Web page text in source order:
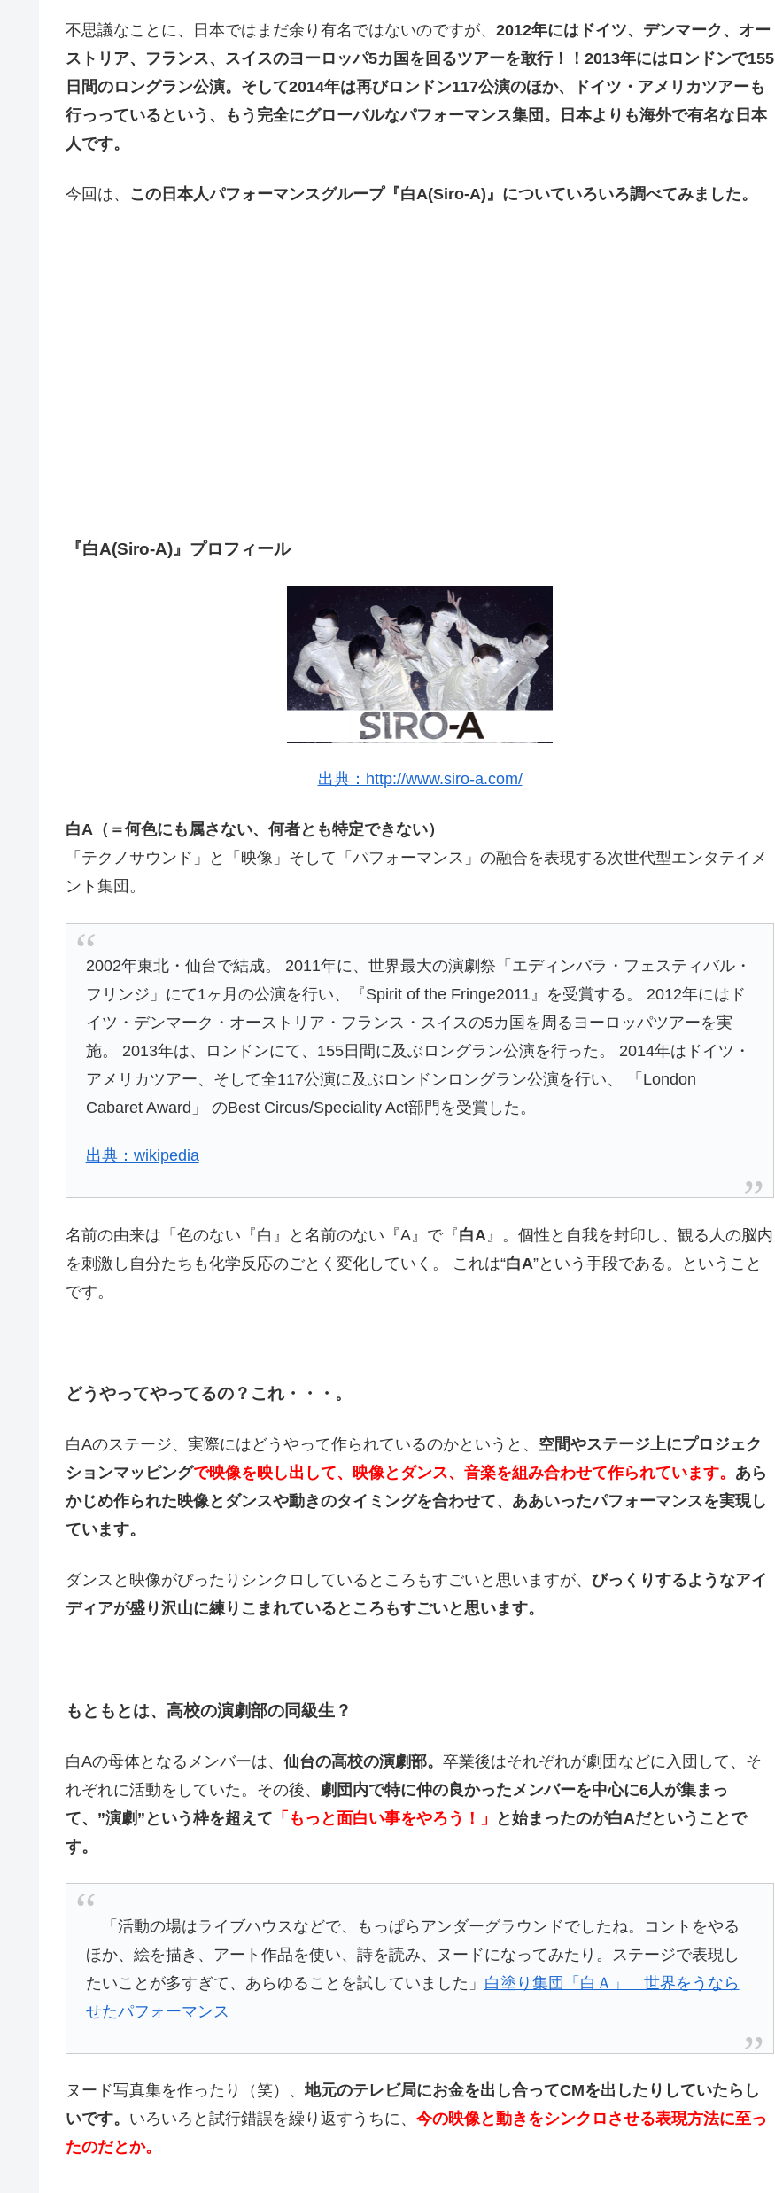
不思議なことに、日本ではまだ余り有名ではないのですが、 2012年にはドイツ、デンマーク、オー
ストリア、フランス、スイスのヨーロッパ5カ国を回るツアーを敢行！！2013年にはロンドンで155
日間のロングラン公演。そして2014年は再びロンドン117公演のほか、ドイツ・アメリカツアーも
行っっているという、もう完全にグローバルなパフォーマンス集団。日本よりも海外で有名な日本
人です。
今回は、 この日本人パフォーマンスグループ『白A(Siro-A)』についていろいろ調べてみました。
『白A(Siro-A)』プロフィール
出典：http://www.siro-a.com/
白A（＝何色にも属さない、何者とも特定できない）
「テクノサウンド」と「映像」そして「パフォーマンス」の融合を表現する次世代型エンタテイメ
ント集団。
2002年東北・仙台で結成。 2011年に、世界最大の演劇祭「エディンバラ・フェスティバル・
フリンジ」にて1ヶ月の公演を行い、『Spirit of the Fringe2011』を受賞する。 2012年にはド
イツ・デンマーク・オーストリア・フランス・スイスの5カ国を周るヨーロッパツアーを実
施。 2013年は、ロンドンにて、155日間に及ぶロングラン公演を行った。 2014年はドイツ・
アメリカツアー、そして全117公演に及ぶロンドンロングラン公演を行い、 「London
Cabaret Award」 のBest Circus/Speciality Act部門を受賞した。
出典：wikipedia
名前の由来は「色のない『白』と名前のない『A』で『白A 』。個性と自我を封印し、観る人の脳内
を刺激し自分たちも化学反応のごとく変化していく。 これは“白A”という手段である。ということ
です。
どうやってやってるの？これ・・・。
白Aのステージ、実際にはどうやって作られているのかというと、 空間やステージ上にプロジェク
ションマッピングで映像を映し出して、映像とダンス、音楽を組み合わせて作られています。 あら
かじめ作られた映像とダンスや動きのタイミングを合わせて、ああいったパフォーマンスを実現し
ています。
ダンスと映像がぴったりシンクロしているところもすごいと思いますが、 びっくりするようなアイ
ディアが盛り沢山に練りこまれているところもすごいと思います。
もともとは、高校の演劇部の同級生？
白Aの母体となるメンバーは、 仙台の高校の演劇部。 卒業後はそれぞれが劇団などに入団して、そ
れぞれに活動をしていた。その後、 劇団内で特に仲の良かったメンバーを中心に6人が集まっ
て、”演劇”という枠を超えて 「もっと面白い事をやろう！」
と始まったのが白Aだということで
す。
「活動の場はライブハウスなどで、もっぱらアンダーグラウンドでしたね。コントをやる
ほか、絵を描き、アート作品を使い、詩を読み、ヌードになってみたり。ステージで表現し
たいことが多すぎて、あらゆることを試していました」 白塗り集団「白Ａ」 世界をうなら
せたパフォーマンス
ヌード写真集を作ったり（笑）、地元のテレビ局にお金を出し合ってCMを出したりしていたらし
いです。 いろいろと試行錯誤を繰り返すうちに、 今の映像と動きをシンクロさせる表現方法に至っ
たのだとか。